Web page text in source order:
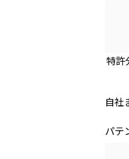
特許
自社
パテ